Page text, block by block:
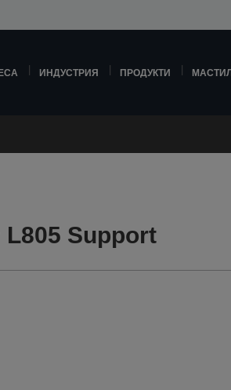
ИНДУСТРИЯ ПРОДУКТИ
L805 Support